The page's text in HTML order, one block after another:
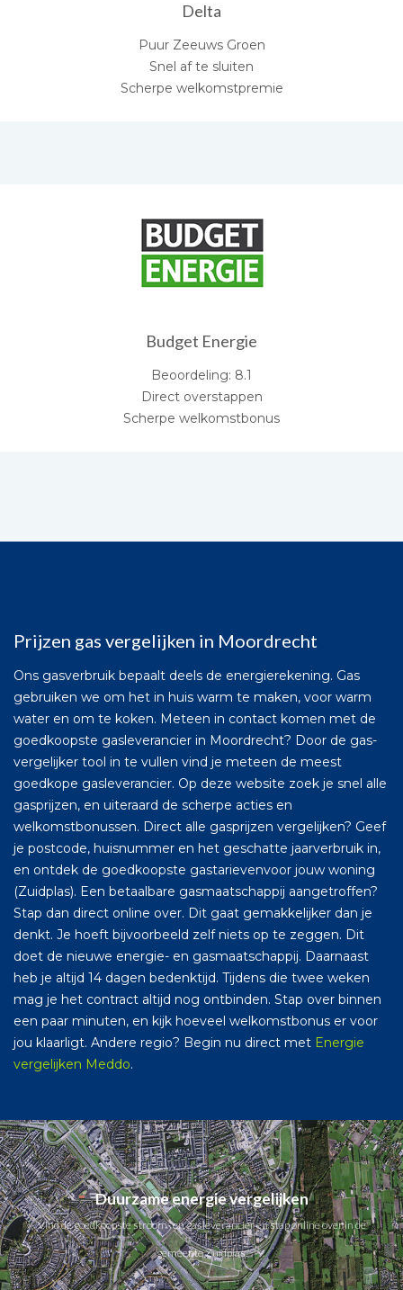
Delta
Puur Zeeuws Groen
Snel af te sluiten
Scherpe welkomstpremie
Budget Energie
Beoordeling: 8.1
Direct overstappen
Scherpe welkomstbonus
Prijzen gas vergelijken in Moordrecht
Ons gasverbruik bepaalt deels de energierekening. Gas
gebruiken we om het in huis warm te maken, voor warm
water en om te koken. Meteen in contact komen met de
goedkoopste gasleverancier in Moordrecht? Door de gas-
vergelijker tool in te vullen vind je meteen de meest
goedkope gasleverancier. Op deze website zoek je snel alle
gasprijzen, en uiteraard de scherpe acties en
welkomstbonussen. Direct alle gasprijzen vergelijken? Geef
je postcode, huisnummer en het geschatte jaarverbruik in,
en ontdek de goedkoopste gastarievenvoor jouw woning
(Zuidplas). Een betaalbare gasmaatschappij aangetroffen?
Stap dan direct online over. Dit gaat gemakkelijker dan je
denkt. Je hoeft bijvoorbeeld zelf niets op te zeggen. Dit
doet de nieuwe energie- en gasmaatschappij. Daarnaast
heb je altijd 14 dagen bedenktijd. Tijdens die twee weken
mag je het contract altijd nog ontbinden. Stap over binnen
een paar minuten, en kijk hoeveel welkomstbonus er voor
jou klaarligt. Andere regio? Begin nu direct met Energie
vergelijken Meddo.
Duurzame energie vergelijken
Vind de goedkoopste stroom- en gasleverancier en stap online over in de
gemeente Zuidplas.